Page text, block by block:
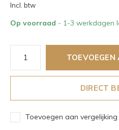
Incl. btw
Op voorraad - 1-3 werkdagen
DIRECT
Toevoegen aan vergelijking